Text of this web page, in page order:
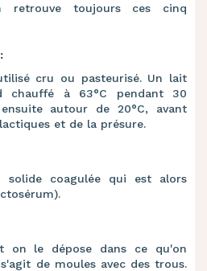
retrouve toujours ces cinq
cru ou pasteurisé. Un lait
chauffé à 63°C pendant 30
autour de 20°C, avant
et de la présure.
coagulée qui est alors
on le dépose dans ce qu'on
de moules avec des trous.